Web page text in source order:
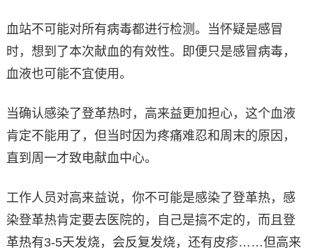
血站不可能对所有病毒都进行检测。当怀疑是感冒
时，想到了本次献血的有效性。即便只是感冒病毒，
血液也可能不宜使用。
当确认感染了登革热时，高来益更加担心，这个血液
肯定不能用了，但当时因为疼痛难忍和周末的原因，
直到周一才致电献血中心。
工作人员对高来益说，你不可能是感染了登革热，感
染登革热肯定要去医院的，自己是搞不定的，而且登
革热有3-5天发烧，会反复发烧，还有皮疹……但高来